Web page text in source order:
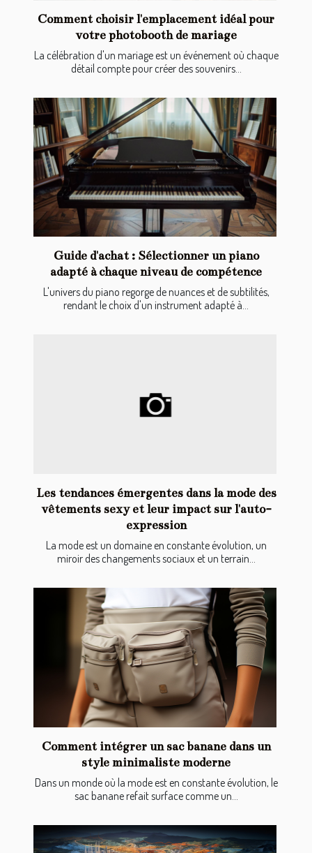
Comment choisir l'emplacement idéal pour
votre photobooth de mariage
La célébration d'un mariage est un événement où chaque
détail compte pour créer des souvenirs...
Guide d'achat : Sélectionner un piano
adapté à chaque niveau de compétence
L'univers du piano regorge de nuances et de subtilités,
rendant le choix d'un instrument adapté à...
Les tendances émergentes dans la mode des
vêtements sexy et leur impact sur l'auto-
expression
La mode est un domaine en constante évolution, un
miroir des changements sociaux et un terrain...
Comment intégrer un sac banane dans un
style minimaliste moderne
Dans un monde où la mode est en constante évolution, le
sac banane refait surface comme un...